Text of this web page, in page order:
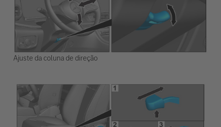
Ajuste da coluna de direção